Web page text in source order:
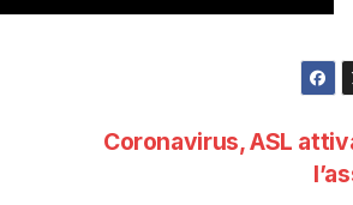
Coronavirus, ASL